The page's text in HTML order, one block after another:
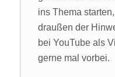
ins Thema
draußen der
bei YouTube als
gerne mal vorbei.